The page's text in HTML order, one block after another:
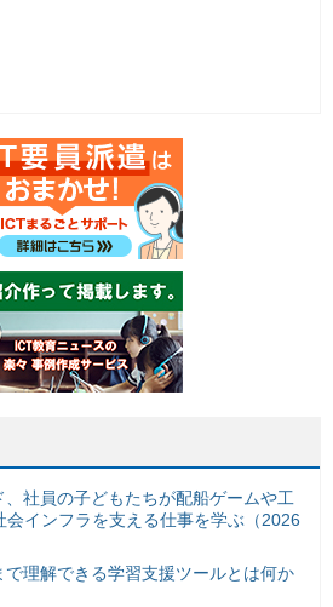
社員の子どもたちが配船ゲームや工
会インフラを支える仕事を学ぶ（2026
で理解できる学習支援ツールとは何か